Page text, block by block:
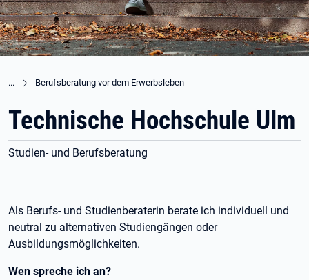
Berufsberatung vor dem Erwerbsleben
Technische Hochschule Ulm
Studien- und Berufsberatung
Als Berufs- und Studienberaterin berate ich individuell und
neutral zu alternativen Studiengängen oder
Ausbildungsmöglichkeiten.
Wen spreche ich an?